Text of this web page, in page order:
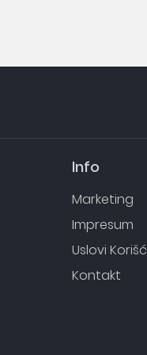
Info
Marketing
Impresum
Uslovi
Kontakt